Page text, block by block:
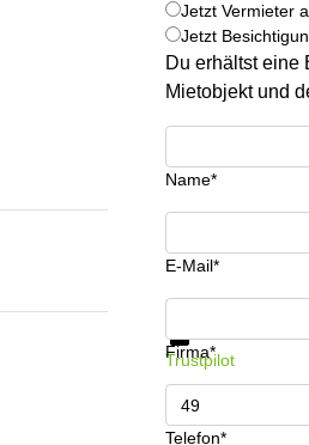
Jetzt Vermieter
Jetzt
Du erhältst eine
Mietobjekt und
Name*
E-Mail*
Firma*
Telefon*
Infos & Preise jetzt
Trustpilot